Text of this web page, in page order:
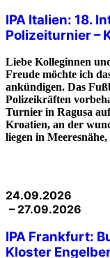
IPA Italien: 18.
Polizeiturnier –
Liebe Kolleginnen
Freude möchte ich
ankündigen. Das
Polizeikräften
Turnier in Ragusa
Kroatien, an der
liegen in
24.09.2026
– 27.09.2026
IPA Frankfurt:
Kloster